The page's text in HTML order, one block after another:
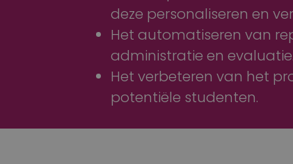
deze personaliseren en
Het automatiseren van
administratie en evaluatie.
Het verbeteren van het
potentiële studenten.